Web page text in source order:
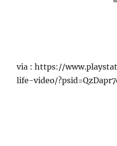
via : https://
life-video/